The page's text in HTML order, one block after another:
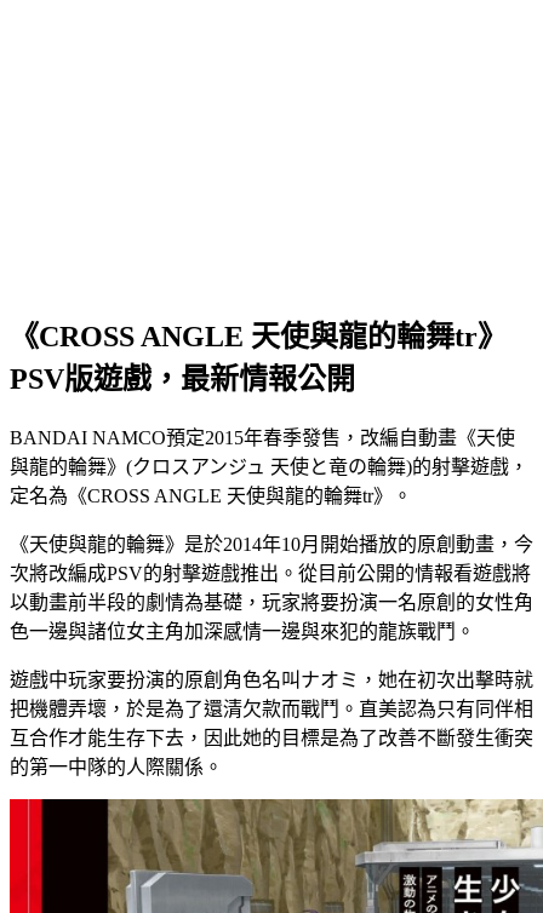
《CROSS ANGLE 天使與龍的輪舞tr》
PSV版遊戲，最新情報公開
BANDAI NAMCO預定2015年春季發售，改編自動畫《天使
與龍的輪舞》(クロスアンジュ 天使と竜の輪舞)的射擊遊戲，
定名為《CROSS ANGLE 天使與龍的輪舞tr》。
《天使與龍的輪舞》是於2014年10月開始播放的原創動畫，今
次將改編成PSV的射擊遊戲推出。從目前公開的情報看遊戲將
以動畫前半段的劇情為基礎，玩家將要扮演一名原創的女性角
色一邊與諸位女主角加深感情一邊與來犯的龍族戰鬥。
遊戲中玩家要扮演的原創角色名叫ナオミ，她在初次出擊時就
把機體弄壞，於是為了還清欠款而戰鬥。直美認為只有同伴相
互合作才能生存下去，因此她的目標是為了改善不斷發生衝突
的第一中隊的人際關係。